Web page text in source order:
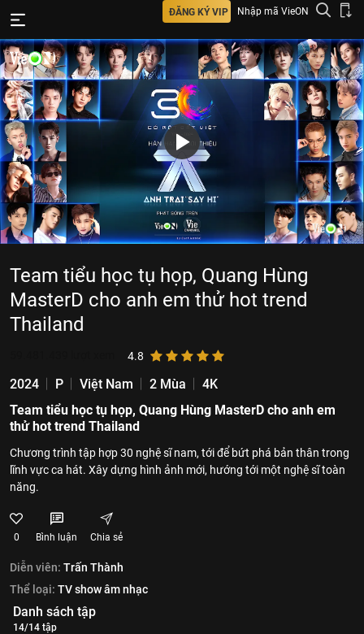
ĐĂNG KÝ VIP Nhập mã VieON
Team tiểu học tụ họp, Quang Hùng
MasterD cho anh em thử hot trend
Thailand
4.8
2024 P Việt Nam 2 Mùa
4K
Team tiểu học tụ họp, Quang Hùng MasterD cho anh em
thử hot trend Thailand
Chương trình tập hợp 30 nghệ sĩ nam, tới để bứt phá bản thân trong
lĩnh vực ca hát. Xây dựng hình ảnh mới, hướng tới một nghệ sĩ toàn
năng.
0 Bình luận Chia sẻ
Diễn viên: Trấn Thành
Thể loại: TV show âm nhạc
Danh sách tập
14/14 tập